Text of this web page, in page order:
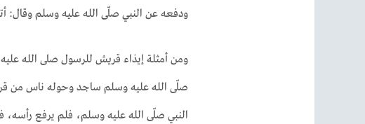
ودفعه عن النبي صلّى الله عليه وسلم وقال:
ومن أمثلة إيذاء قريش للرسول صلى الله
صلّى الله عليه وسلم ساجد وحوله ناس من
النبي صلّى الله عليه وسلم، فلم يرفع